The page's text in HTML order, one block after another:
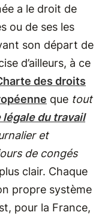
a le droit de
ou de ses les
son départ de
d’ailleurs, à ce
des droits
que tout
du travail
et
de congés
clair. Chaque
propre système
pour la France,